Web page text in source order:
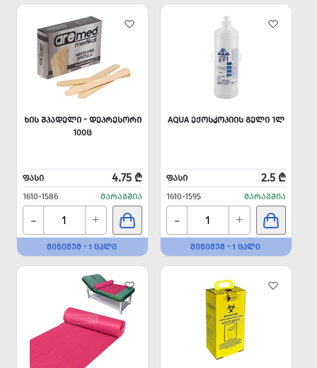
ᲮᲘᲡ ᲨᲞᲐᲓᲔᲚᲘ - ᲓᲔᲞᲠᲔᲡᲝᲠᲘ
100Ც
ᲤᲐᲡᲘ 4.75 ₾
1610-1586 ᲛᲐᲠᲐᲒᲨᲘᲐ
- +
ᲛᲘᲜᲘᲛᲣᲛ - 1 ᲪᲐᲚᲘ
AQUA ᲔᲥᲝᲡᲙᲝᲞᲘᲘᲡ ᲒᲔᲚᲘ 1Ლ
ᲤᲐᲡᲘ 2.5 ₾
1610-1595 ᲛᲐᲠᲐᲒᲨᲘᲐ
- +
ᲛᲘᲜᲘᲛᲣᲛ - 1 ᲪᲐᲚᲘ